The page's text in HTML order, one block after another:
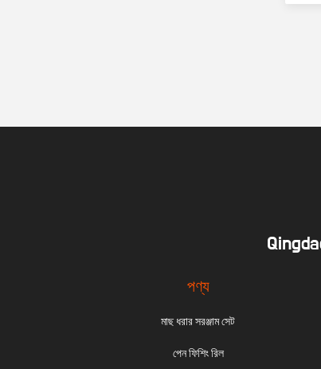
পণ্য
মাছ ধরার সরঞ্জাম সেট
পেন ফিশিং রিল